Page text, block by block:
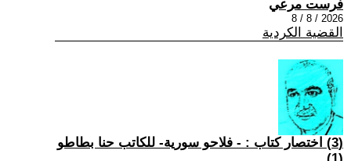
فرست مرعي
2026 / 8 / 8
القضية الكردية
(3) اختصار كتاب : - فلاحو سورية- للكاتب حنا بطاطو